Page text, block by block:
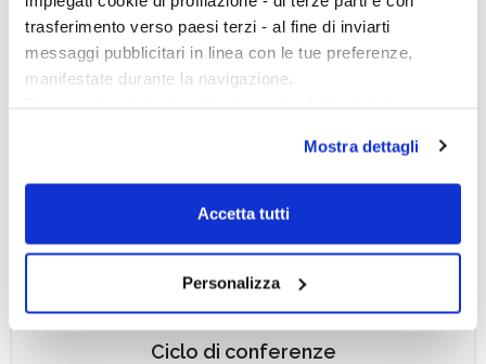
trasferimento verso paesi terzi - al fine di inviarti
messaggi pubblicitari in linea con le tue preferenze,
manifestate durante la navigazione.
scelte privacy sui cookie, ti invitiamo a prendere visione
dell’informativa cookie.
Chiudendo il banner tramite la “X” prosegui la
dei soli cookie tecnici. Selezionando “Accetta tutti” presti
il tuo consenso alla profilazione che potrai revocare in
ogni momentoRevoca
Mostra dettagli
Accetta tutti
Personalizza
Ciclo di conferenze